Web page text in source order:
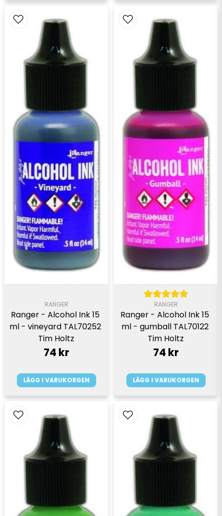
RANGER
Ranger - Alcohol Ink 15
ml - vineyard TAL70252
Tim Holtz
74 kr
LÄGG I VARUKORGEN
RANGER
Ranger - Alcohol Ink 15
ml - gumball TAL70122
Tim Holtz
74 kr
LÄGG I VARUKORGEN